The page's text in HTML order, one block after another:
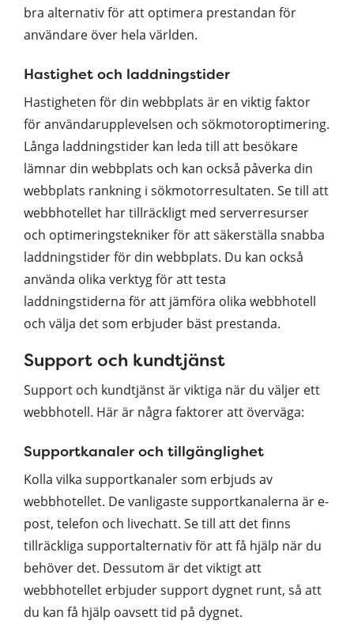
bra alternativ för att optimera prestandan för
användare över hela världen.
Hastighet och laddningstider
Hastigheten för din webbplats är en viktig faktor
för användarupplevelsen och sökmotoroptimering.
Långa laddningstider kan leda till att besökare
lämnar din webbplats och kan också påverka din
webbplats rankning i sökmotorresultaten. Se till att
webbhotellet har tillräckligt med serverresurser
och optimeringstekniker för att säkerställa snabba
laddningstider för din webbplats. Du kan också
använda olika verktyg för att testa
laddningstiderna för att jämföra olika webbhotell
och välja det som erbjuder bäst prestanda.
Support och kundtjänst
Support och kundtjänst är viktiga när du väljer ett
webbhotell. Här är några faktorer att överväga:
Supportkanaler och tillgänglighet
Kolla vilka supportkanaler som erbjuds av
webbhotellet. De vanligaste supportkanalerna är e-
post, telefon och livechatt. Se till att det finns
tillräckliga supportalternativ för att få hjälp när du
behöver det. Dessutom är det viktigt att
webbhotellet erbjuder support dygnet runt, så att
du kan få hjälp oavsett tid på dygnet.